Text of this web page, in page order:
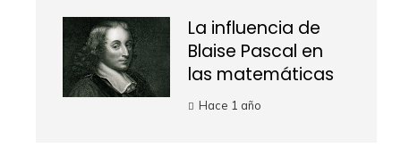
La influencia de
Blaise Pascal en
las matemáticas
Hace 1 año